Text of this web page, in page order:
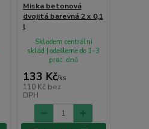
Miska betonová
dvojitá barevná 2 x 0,1
l
133 Kč/ks
110 Kč bez
DPH
Skladem centrální
sklad | odešleme do 1-3
prac. dnů